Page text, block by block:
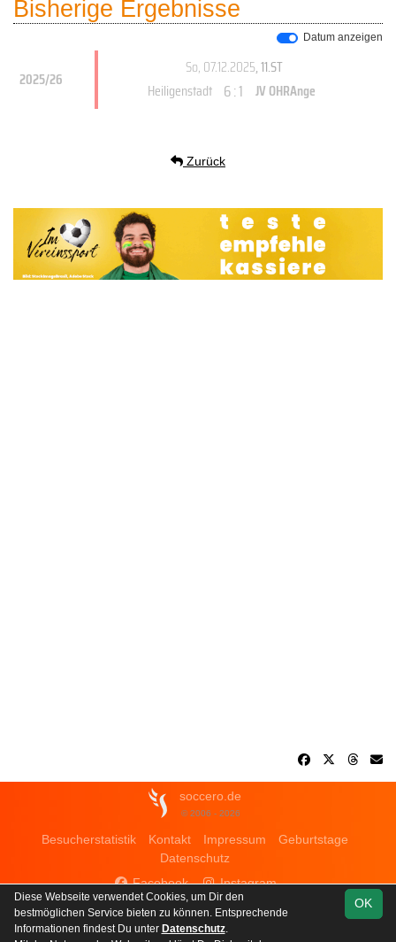
Bisherige Ergebnisse
Datum anzeigen
2025/26
So, 07.12.2025, 11.ST
Heiligenstadt 6 : 1 JV OHRAnge
Zurück
soccero.de
© 2006 - 2026
Besucherstatistik Kontakt Impressum
Geburtstage
Datenschutz
Facebook
Instagram
OK
Diese Webseite verwendet Cookies, um Dir den
bestmöglichen Service bieten zu können. Entsprechende
Informationen findest Du unter Datenschutz.